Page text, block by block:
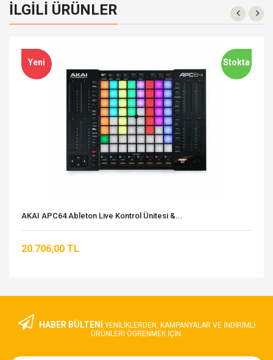
İLGILI ÜRÜNLER
Stokta
Yeni
AKAI APC64 Ableton Live Kontrol Ünitesi &...
20.706,00 TL
HABER BÜLTENİ YENILIKLERDEN, KAMPANYALAR VE INDIRIMLI
ÜRÜNLERI ÖGRENMEK IÇIN.